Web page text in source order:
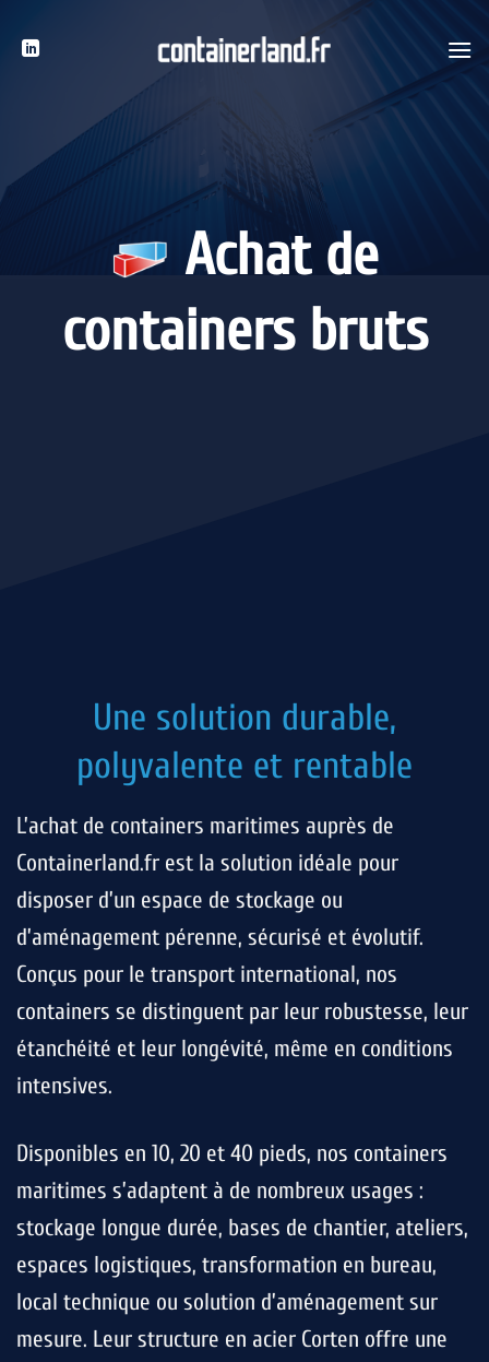
Achat de
containers bruts
Une solution durable,
polyvalente et rentable
L’achat de containers maritimes auprès de
Containerland.fr est la solution idéale pour
disposer d’un espace de stockage ou
d’aménagement pérenne, sécurisé et évolutif.
Conçus pour le transport international, nos
containers se distinguent par leur robustesse, leur
étanchéité et leur longévité, même en conditions
intensives.
Disponibles en 10, 20 et 40 pieds, nos containers
maritimes s’adaptent à de nombreux usages :
stockage longue durée, bases de chantier, ateliers,
espaces logistiques, transformation en bureau,
local technique ou solution d’aménagement sur
mesure. Leur structure en acier Corten offre une